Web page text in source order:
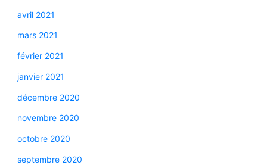
avril 2021
mars 2021
février 2021
janvier 2021
décembre 2020
novembre 2020
octobre 2020
septembre 2020